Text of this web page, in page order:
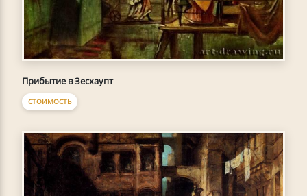
Прибытие в Зесхаупт
СТОИМОСТЬ